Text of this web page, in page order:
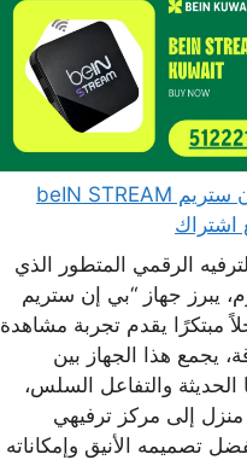
جهاز بي ان ستريم beIN STREAM
اشتراك
الرقمي المتطور الذي
يبرز جهاز “بي إن ستريم
مبتكرًا يقدم تجربة مشاهدة
يجمع هذا الجهاز بين
الحديثة والتفاعل السلس،
إلى مركز ترفيهي
تصميمه الأنيق وإمكاناته